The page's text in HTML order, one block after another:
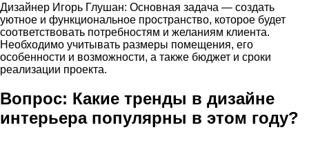
Дизайнер Игорь Глушан: Основная задача — создать
уютное и функциональное пространство, которое будет
соответствовать потребностям и желаниям клиента.
Необходимо учитывать размеры помещения, его
особенности и возможности, а также бюджет и сроки
реализации проекта.
Вопрос: Какие тренды в дизайне
интерьера популярны в этом году?